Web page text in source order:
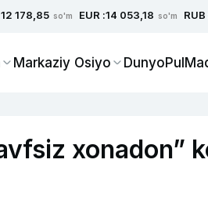
12 178,85 so'm EUR :14 053,18 so'm RUB
Markaziy Osiyo DunyoPul
xonadon”